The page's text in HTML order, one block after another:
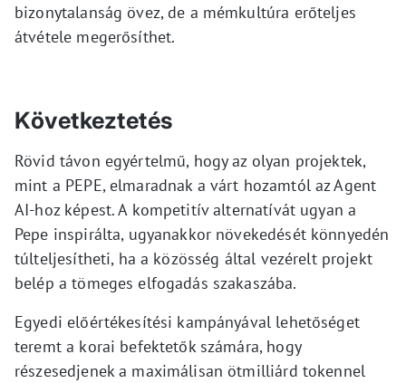
bizonytalanság övez, de a mémkultúra erőteljes
átvétele megerősíthet.
Következtetés
Rövid távon egyértelmű, hogy az olyan projektek,
mint a PEPE, elmaradnak a várt hozamtól az Agent
AI-hoz képest. A kompetitív alternatívát ugyan a
Pepe inspirálta, ugyanakkor növekedését könnyedén
túlteljesítheti, ha a közösség által vezérelt projekt
belép a tömeges elfogadás szakaszába.
Egyedi előértékesítési kampányával lehetőséget
teremt a korai befektetők számára, hogy
részesedjenek a maximálisan ötmilliárd tokennel